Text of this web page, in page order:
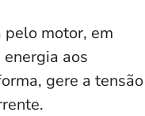
motor, em
aos
gere a tensão